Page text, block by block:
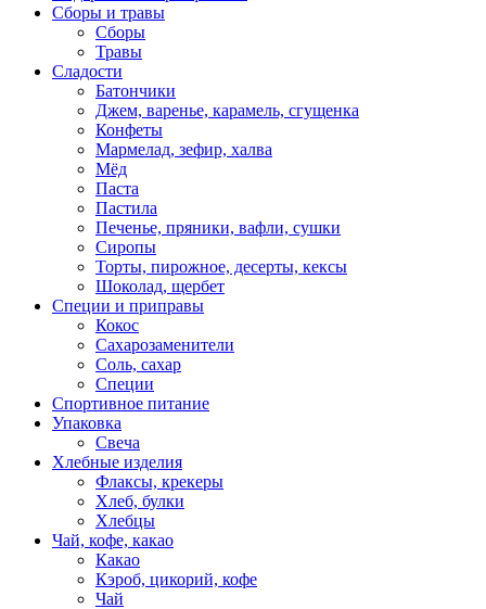
Сборы и травы
Сборы
Травы
Сладости
Батончики
Джем, варенье, карамель, сгущенка
Конфеты
Мармелад, зефир, халва
Мёд
Паста
Пастила
Печенье, пряники, вафли, сушки
Сиропы
Торты, пирожное, десерты, кексы
Шоколад, щербет
Специи и приправы
Кокос
Сахарозаменители
Соль, сахар
Специи
Спортивное питание
Упаковка
Свеча
Хлебные изделия
Флаксы, крекеры
Хлеб, булки
Хлебцы
Чай, кофе, какао
Какао
Кэроб, цикорий, кофе
Чай